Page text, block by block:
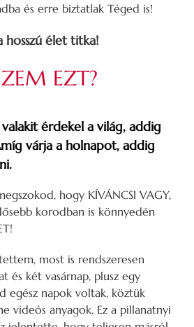
és erre biztatlak Téged is!
hosszú élet titka!
EZT?
érdekel a világ, addig
várja a holnapot, addig
hogy KÍVÁNCSI VAGY,
korodban is könnyedén
most is rendszeresen
és két vasárnap, plusz egy
egész napok voltak, köztük
videós anyagok. Ez a pillanatnyi